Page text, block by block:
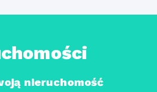
nieruchomość